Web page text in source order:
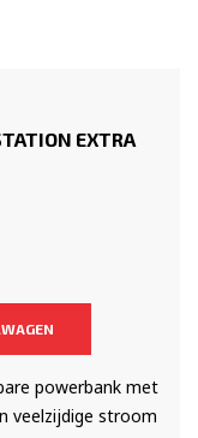
EXTRA
powerbank met
veelzijdige stroom